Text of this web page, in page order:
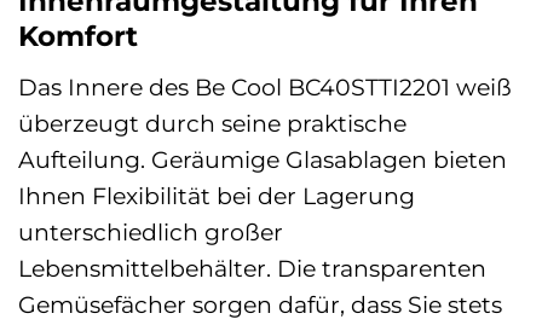
Komfort
Das Innere des Be Cool BC40STTI2201 weiß
überzeugt durch seine praktische
Aufteilung. Geräumige Glasablagen bieten
Ihnen Flexibilität bei der Lagerung
unterschiedlich großer
Lebensmittelbehälter. Die transparenten
Gemüsefächer sorgen dafür, dass Sie stets